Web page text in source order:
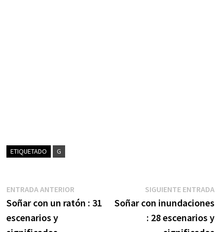
ETIQUETADO G
Navegación
de
ENTRADA ANTERIOREntrada
anterior:
Soñar con un ratón : 31
escenarios y
SIGUIENTE ENTRADA
Soñar con inundaciones
: 28 escenarios y